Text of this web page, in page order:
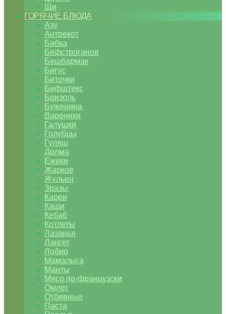
Щи
ГОРЯЧИЕ БЛЮДА
Азу
Антрекот
Бабка
Бефстроганов
Бешбармак
Бигус
Биточки
Бифштекс
Бризоль
Буженина
Вареники
Галушки
Голубцы
Гуляш
Долма
Ежики
Жаркое
Жульен
Зразы
Карри
Каши
Кебаб
Котлеты
Лазанья
Лангет
Лобио
Мамалыга
Манты
Мясо по-французски
Омлет
Отбивные
Паста